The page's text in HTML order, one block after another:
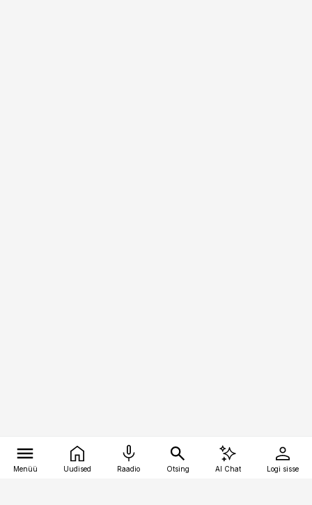
Menüü Uudised Raadio Otsing AI Chat Logi sisse